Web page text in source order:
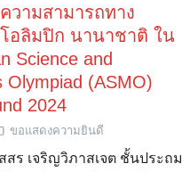
วามสามารถทาง
อลิมปิก นานาชาติ ใน
Science and
Olympiad (ASMO)
2024
ขอแสดงความยินดี
ร เจริญวิภาสเจต ชั้นประถม